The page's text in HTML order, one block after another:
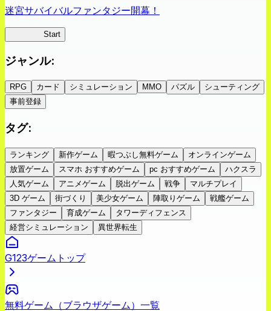
迷宮サバイバルファンタジー開幕！
Start
ジャンル:
RPG カード シミュレーション MMO パズル
シューティング
事前登録
タグ:
ランキング 新作ゲーム 暇つぶし無料ゲーム
オンラインゲーム
放置ゲーム
スマホ おすすめゲーム pc おすすめゲーム
ハクスラ
人気ゲーム
アニメゲーム 脱出ゲーム 戦争
マルチプレイ
3D ゲーム
街づくり 美少女ゲーム 陣取りゲーム
戦艦ゲーム
ファンタジー
育成ゲーム
タワーディフェンス
経営シミュレーション
異世界転生
G123ゲームトップ
無料ゲーム（ブラウザゲーム）一覧